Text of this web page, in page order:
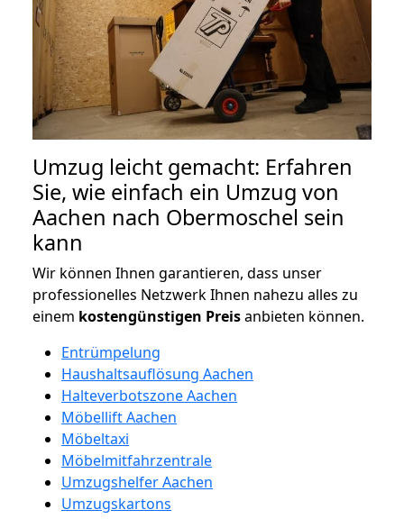
Umzug leicht gemacht: Erfahren
Sie, wie einfach ein Umzug von
Aachen nach Obermoschel sein
kann
Wir können Ihnen garantieren, dass unser
professionelles Netzwerk Ihnen nahezu alles zu
einem kostengünstigen Preisanbieten können.
Entrümpelung
Haushaltsauflösung Aachen
Halteverbotszone Aachen
Möbellift Aachen
Möbeltaxi
Möbelmitfahrzentrale
Umzugshelfer Aachen
Umzugskartons